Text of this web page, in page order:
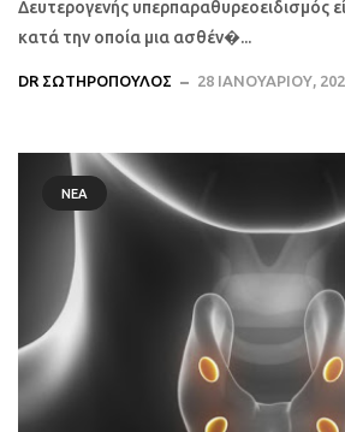
Δευτερογενής υπερπαραθυρεοειδισμός
κατά την οποία μια ασθέν�...
DR ΣΩΤΗΡΌΠΟΥΛΟΣ 28 ΙΑΝΟΥΑΡΊΟΥ,
ΝΈΑ